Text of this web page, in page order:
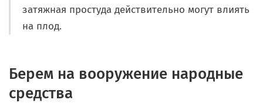
затяжная простуда действительно могут влиять
на плод.
Берем на вооружение народные
средства